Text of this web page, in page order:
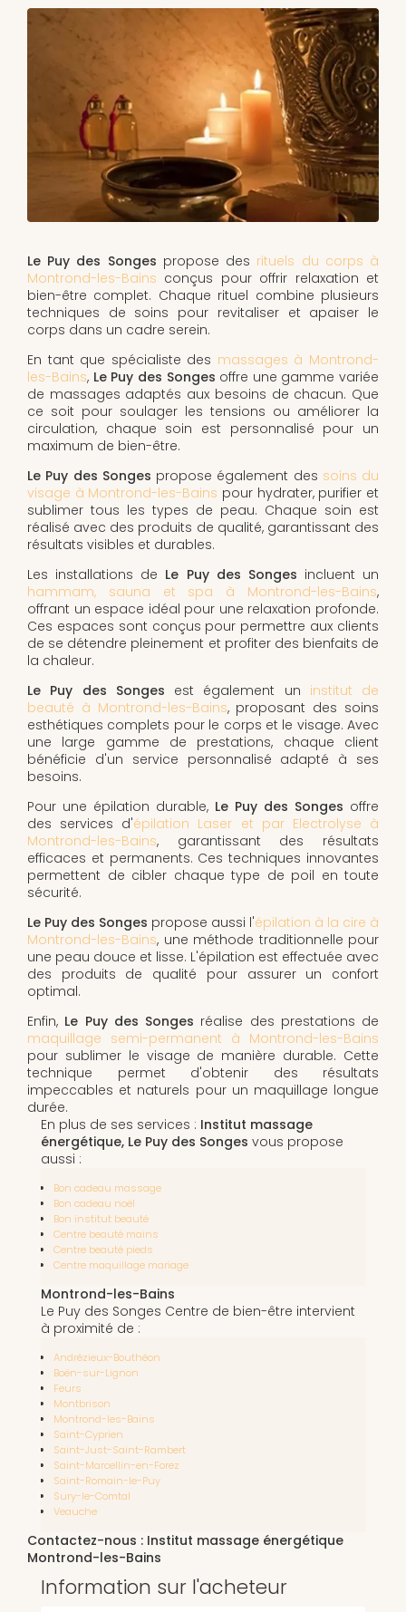
Le Puy des Songes propose des rituels du corps à
Montrond-les-Bains conçus pour offrir relaxation et
bien-être complet. Chaque rituel combine plusieurs
techniques de soins pour revitaliser et apaiser le
corps dans un cadre serein.
En tant que spécialiste des massages à Montrond-
les-Bains, Le Puy des Songes offre une gamme variée
de massages adaptés aux besoins de chacun. Que
ce soit pour soulager les tensions ou améliorer la
circulation, chaque soin est personnalisé pour un
maximum de bien-être.
Le Puy des Songes propose également des soins du
visage à Montrond-les-Bains pour hydrater, purifier et
sublimer tous les types de peau. Chaque soin est
réalisé avec des produits de qualité, garantissant des
résultats visibles et durables.
Les installations de Le Puy des Songes incluent un
hammam, sauna et spa à Montrond-les-Bains,
offrant un espace idéal pour une relaxation profonde.
Ces espaces sont conçus pour permettre aux clients
de se détendre pleinement et profiter des bienfaits de
la chaleur.
Le Puy des Songes est également un institut de
beauté à Montrond-les-Bains, proposant des soins
esthétiques complets pour le corps et le visage. Avec
une large gamme de prestations, chaque client
bénéficie d'un service personnalisé adapté à ses
besoins.
Pour une épilation durable, Le Puy des Songes offre
des services d'épilation Laser et par Electrolyse à
Montrond-les-Bains, garantissant des résultats
efficaces et permanents. Ces techniques innovantes
permettent de cibler chaque type de poil en toute
sécurité.
Le Puy des Songes propose aussi l'épilation à la cire à
Montrond-les-Bains, une méthode traditionnelle pour
une peau douce et lisse. L'épilation est effectuée avec
des produits de qualité pour assurer un confort
optimal.
Enfin, Le Puy des Songes réalise des prestations de
maquillage semi-permanent à Montrond-les-Bains
pour sublimer le visage de manière durable. Cette
technique permet d'obtenir des résultats
impeccables et naturels pour un maquillage longue
durée.
En plus de ses services : Institut massage
énergétique, Le Puy des Songes vous propose
aussi :
Bon cadeau massage
Bon cadeau noël
Bon institut beauté
Centre beauté mains
Centre beauté pieds
Centre maquillage mariage
Montrond-les-Bains
Le Puy des Songes Centre de bien-être intervient
à proximité de :
Andrézieux-Bouthéon
Boën-sur-Lignon
Feurs
Montbrison
Montrond-les-Bains
Saint-Cyprien
Saint-Just-Saint-Rambert
Saint-Marcellin-en-Forez
Saint-Romain-le-Puy
Sury-le-Comtal
Veauche
Contactez-nous : Institut massage énergétique
Montrond-les-Bains
Information sur l'acheteur